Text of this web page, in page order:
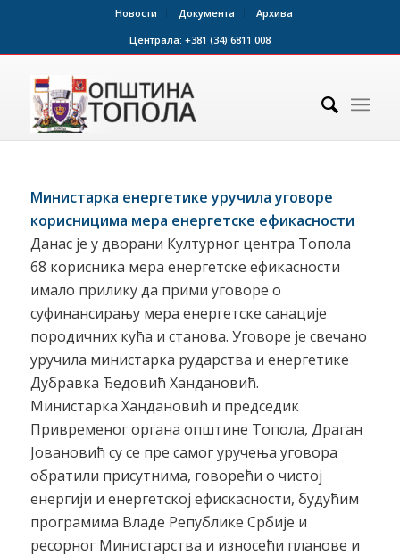
Новости Документа
Архива
Централа: +381 (34) 6811 008
Министарка енергетике уручила уговоре
корисницима мера енергетске ефикасности
Данас је у дворани Културног центра Топола
68 корисника мера енергетске ефикасности
имало прилику да прими уговоре о
суфинансирању мера енергетске санације
породичних кућа и станова. Уговоре је свечано
уручила министарка рударства и енергетике
Дубравка Ђедовић Хандановић.
Министарка Хандановић и председик
Привременог органа општине Топола, Драган
Јовановић су се пре самог уручења уговора
обратили присутнима, говорећи о чистој
енергији и енергетској ефискасности, будућим
програмима Владе Републике Србије и
ресорног Министарства и износећи планове и